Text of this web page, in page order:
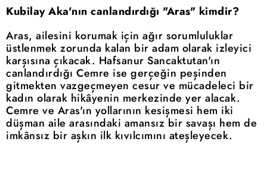
Kubilay Aka'nın canlandırdığı "Aras" kimdir?
Aras, ailesini korumak için ağır sorumluluklar
üstlenmek zorunda kalan bir adam olarak izleyici
karşısına çıkacak. Hafsanur Sancaktutan'ın
canlandırdığı Cemre ise gerçeğin peşinden
gitmekten vazgeçmeyen cesur ve mücadeleci bir
kadın olarak hikâyenin merkezinde yer alacak.
Cemre ve Aras'ın yollarının kesişmesi hem iki
düşman aile arasındaki amansız bir savaşı hem de
imkânsız bir aşkın ilk kıvılcımını ateşleyecek.